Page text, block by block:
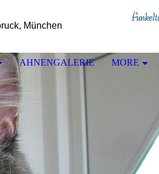
München
AHNENGALERIE MORE